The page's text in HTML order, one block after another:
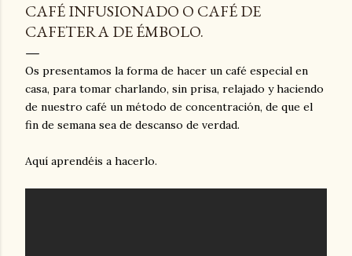
CAFÉ INFUSIONADO O CAFÉ DE
CAFETERA DE ÉMBOLO.
Os presentamos la forma de hacer un café especial en
casa, para tomar charlando, sin prisa, relajado y haciendo
de nuestro café un método de concentración, de que el
fin de semana sea de descanso de verdad.
Aquí aprendéis a hacerlo.